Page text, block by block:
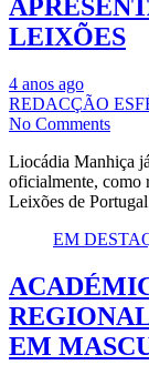
LEIXÕES
4 anos ago
REDACÇÃO
No Comments
Liocádia Manhiça
oficialmente, como
Leixões de
EM
EM